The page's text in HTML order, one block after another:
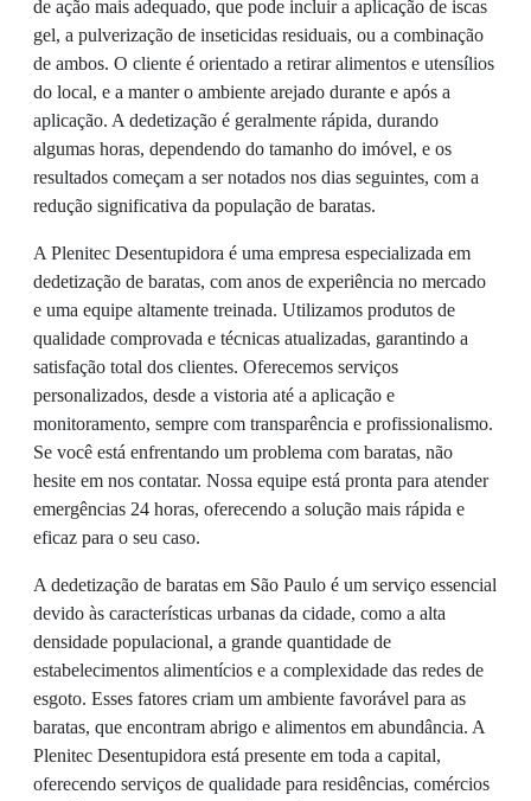
de ação mais adequado, que pode incluir a aplicação de iscas
gel, a pulverização de inseticidas residuais, ou a combinação
de ambos. O cliente é orientado a retirar alimentos e utensílios
do local, e a manter o ambiente arejado durante e após a
aplicação. A dedetização é geralmente rápida, durando
algumas horas, dependendo do tamanho do imóvel, e os
resultados começam a ser notados nos dias seguintes, com a
redução significativa da população de baratas.
A Plenitec Desentupidora é uma empresa especializada em
dedetização de baratas, com anos de experiência no mercado
e uma equipe altamente treinada. Utilizamos produtos de
qualidade comprovada e técnicas atualizadas, garantindo a
satisfação total dos clientes. Oferecemos serviços
personalizados, desde a vistoria até a aplicação e
monitoramento, sempre com transparência e profissionalismo.
Se você está enfrentando um problema com baratas, não
hesite em nos contatar. Nossa equipe está pronta para atender
emergências 24 horas, oferecendo a solução mais rápida e
eficaz para o seu caso.
A dedetização de baratas em São Paulo é um serviço essencial
devido às características urbanas da cidade, como a alta
densidade populacional, a grande quantidade de
estabelecimentos alimentícios e a complexidade das redes de
esgoto. Esses fatores criam um ambiente favorável para as
baratas, que encontram abrigo e alimentos em abundância. A
Plenitec Desentupidora está presente em toda a capital,
oferecendo serviços de qualidade para residências, comércios